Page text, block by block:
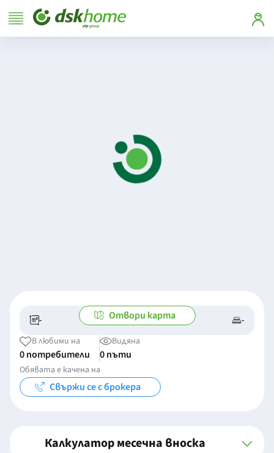
- -/- -
Отвори карта
В любими на
0 потребители
Видяна
0 пъти
Обявата е качена на
Свържи се с брокера
Калкулатор месечна вноска